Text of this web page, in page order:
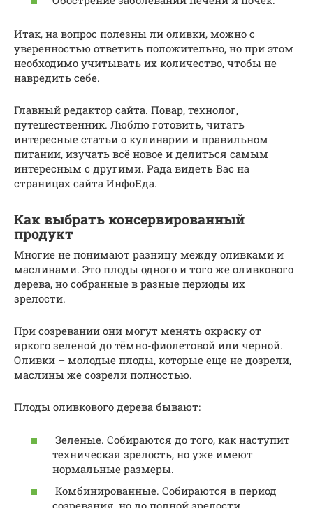
Итак, на вопрос полезны ли оливки, можно с
уверенностью ответить положительно, но при этом
необходимо учитывать их количество, чтобы не
навредить себе.
Главный редактор сайта. Повар, технолог,
путешественник. Люблю готовить, читать
интересные статьи о кулинарии и правильном
питании, изучать всё новое и делиться самым
интересным с другими. Рада видеть Вас на
страницах сайта ИнфоЕда.
Как выбрать консервированный
продукт
Многие не понимают разницу между оливками и
маслинами. Это плоды одного и того же оливкового
дерева, но собранные в разные периоды их
зрелости.
При созревании они могут менять окраску от
яркого зеленой до тёмно-фиолетовой или черной.
Оливки – молодые плоды, которые еще не дозрели,
маслины же созрели полностью.
Плоды оливкового дерева бывают:
Зеленые. Собираются до того, как наступит
техническая зрелость, но уже имеют
нормальные размеры.
Комбинированные. Собираются в период